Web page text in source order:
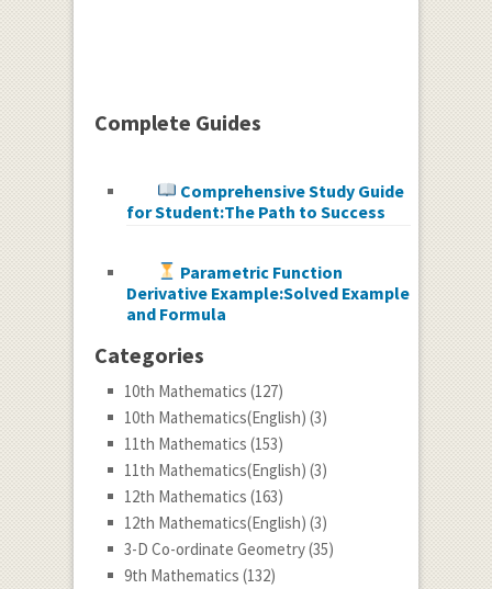
Complete Guides
Comprehensive Study Guide
for Student:The Path to Success
Parametric Function
Derivative Example:Solved Example
and Formula
Categories
10th Mathematics (127)
10th Mathematics(English) (3)
11th Mathematics (153)
11th Mathematics(English) (3)
12th Mathematics (163)
12th Mathematics(English) (3)
3-D Co-ordinate Geometry(35)
9th Mathematics (132)